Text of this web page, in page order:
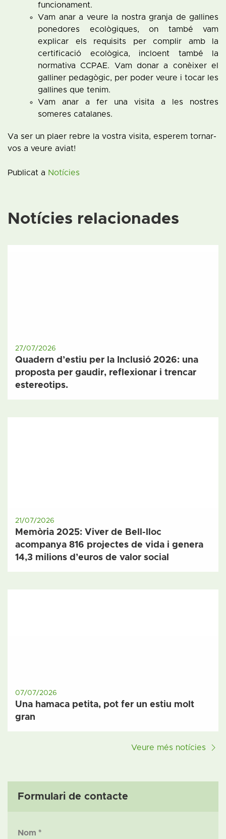
funcionament.
Vam anar a veure la nostra granja de gallines
ponedores ecològiques, on també vam
explicar els requisits per complir amb la
certificació ecològica, incloent també la
normativa CCPAE. Vam donar a conèixer el
galliner pedagògic, per poder veure i tocar les
gallines que tenim.
Vam anar a fer una visita a les nostres
someres catalanes.
Va ser un plaer rebre la vostra visita, esperem tornar-
vos a veure aviat!
Publicat a Notícies
Notícies relacionades
27/07/2026
Quadern d’estiu per la Inclusió 2026: una
proposta per gaudir, reflexionar i trencar
estereotips.
21/07/2026
Memòria 2025: Viver de Bell-lloc
acompanya 816 projectes de vida i genera
14,3 milions d’euros de valor social
07/07/2026
Una hamaca petita, pot fer un estiu molt
gran
Veure més notícies
Formulari de contacte
Nom *